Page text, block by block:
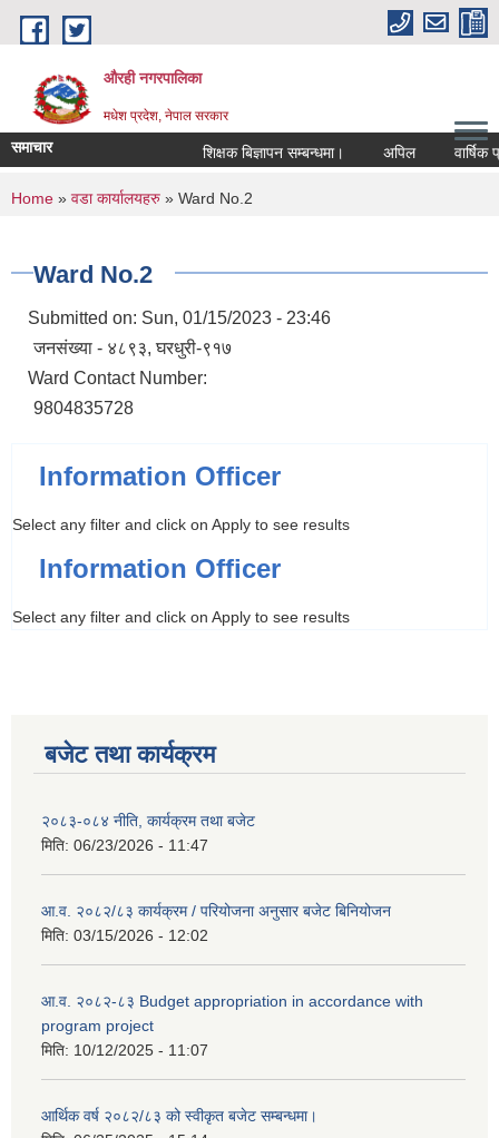
Skip to main content
औरही नगरपालिका
मधेश प्रदेश, नेपाल सरकार
समाचार शिक्षक बिज्ञापन सम्बन्धमा। अपिल वार्षिक
You are here
Home » वडा कार्यालयहरु » Ward No.2
Ward No.2
Submitted on: Sun, 01/15/2023 - 23:46
जनसंख्या - ४८९३, घरधुरी-९१७
Ward Contact Number:
9804835728
Information Officer
Select any filter and click on Apply to see results
Information Officer
Select any filter and click on Apply to see results
बजेट तथा कार्यक्रम
२०८३-०८४ नीति, कार्यक्रम तथा बजेट
मिति: 06/23/2026 - 11:47
आ.व. २०८२/८३ कार्यक्रम / परियोजना अनुसार बजेट बिनियोजन
मिति: 03/15/2026 - 12:02
आ.व. २०८२-८३ Budget appropriation in accordance with
program project
मिति: 10/12/2025 - 11:07
आर्थिक वर्ष २०८२/८३ को स्वीकृत बजेट सम्बन्धमा।